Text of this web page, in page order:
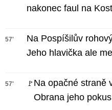
nakonec faul na
57'
Na Pospíšilův
Jeho hlavička ale
57' 🚩Na opačné straně
Obrana jeho